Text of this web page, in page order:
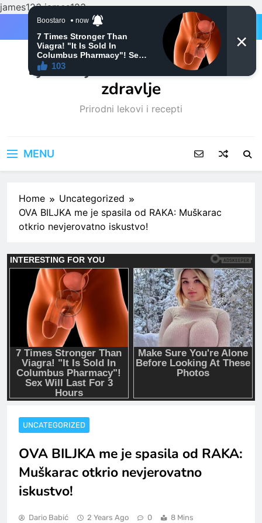
james123james123
Ljubitelji mačaka i Prirodno
zdravlje
Prirodni lekovi i recepti
MENU
Home
Uncategorized
OVA BILJKA me je spasila od RAKA: Muškarac
otkrio nevjerovatno iskustvo!
UNCATEGORIZED
OVA BILJKA me je spasila od RAKA:
Muškarac otkrio nevjerovatno
iskustvo!
Dario Babić 2 Years Ago 0 8 Mins